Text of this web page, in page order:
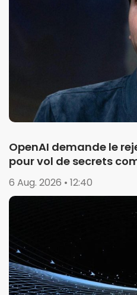
OpenAI demande le
pour vol de secrets
6 Aug. 2026 • 12:40